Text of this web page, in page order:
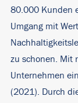
80.000 Kunden
Umgang mit
zu schonen. Mit
Unternehmen
(2021). Durch